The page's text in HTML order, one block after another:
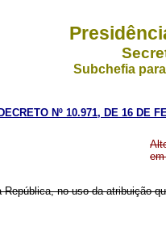
Subchefia
DECRETO Nº 10.971, DE 16 DE
no uso da atribuição